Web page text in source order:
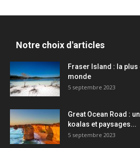
Notre choix d'articles
Fraser Island : la
monde
5 septembre 2023
Great Ocean Road :
koalas et paysages...
5 septembre 2023